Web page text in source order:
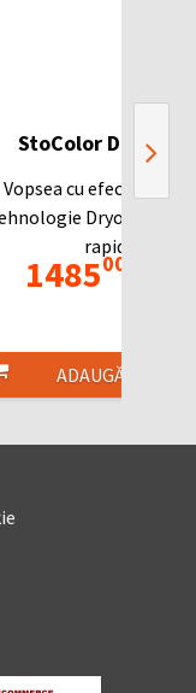
StoColor Dryonic
Vopsea cu efect
Dryonic, cu
rapidă
148500
ADAUGĂ ÎN COȘ